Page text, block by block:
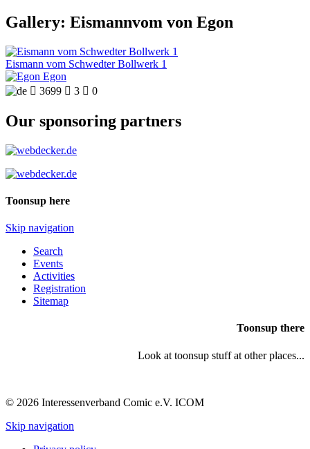
Gallery: Eismannvom von Egon
Eismann vom Schwedter Bollwerk 1
Egon
 3699  3  0
Our sponsoring partners
Toonsup here
Skip navigation
Search
Events
Activities
Registration
Sitemap
Toonsup there
Look at toonsup stuff at other places...
© 2026 Interessenverband Comic e.V. ICOM
Skip navigation